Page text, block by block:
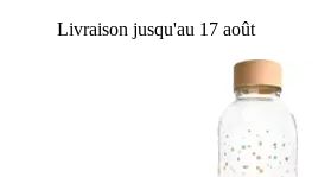
Livraison jusqu'au 17 août